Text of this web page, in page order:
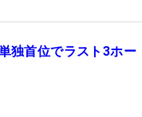
独首位でラスト3ホー